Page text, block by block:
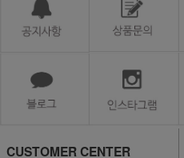
CUSTOMER CENTER